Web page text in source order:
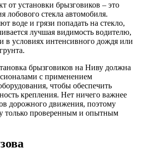
от установки брызговиков – это
лобового стекла автомобиля.
воде и грязи попадать на стекло,
лучшая видимость водителю,
в условиях интенсивного дождя или
брызговиков на Ниву должна
с применением
чтобы обеспечить
крепления. Нет ничего важнее
дорожного движения, поэтому
только проверенным и опытным